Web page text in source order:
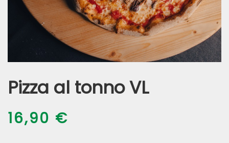
Pizza al tonno VL
16,90 €